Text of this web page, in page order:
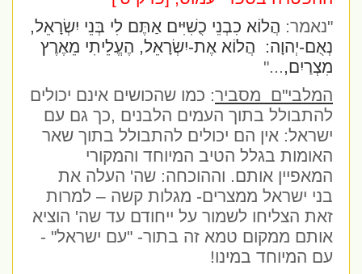
"נאמר:הֲלוֹא כִבְנֵי כֻשִׁיִּים אַתֶּם לִי בְּנֵי יִשְׂרָאֵל,
נְאֻם-יְהוָה: הֲלוֹא אֶת-יִשְׂרָאֵל, הֶעֱלֵיתִי מֵאֶרֶץ
מִצְרַיִם,..."
המלבי"ם מסביר: כמו שהכושים אינם יכולים
להתבולל בתוך העמים הלבנים ,כך גם עם
ישראל: אין הם יכולים להתבולל בתוך שאר
האומות בגלל הטיב המיוחד והמקורי
המאפיין אותם. וההוכחה: שה' העלה את
בני ישראל ממצרים- מגלות קשה – למרות
זאת הצליחו לשמור על ייחודם עד שה' הוציא
אותם ממקום טמא זה בתור- "עם ישראל" -
עם המיוחד במינו!